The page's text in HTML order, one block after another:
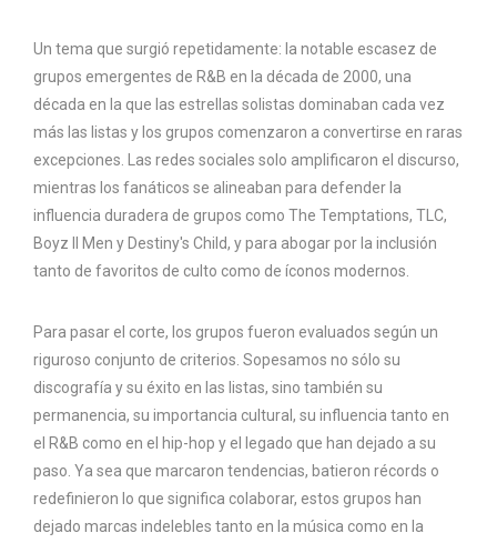
Un tema que surgió repetidamente: la notable escasez de
grupos emergentes de R&B en la década de 2000, una
década en la que las estrellas solistas dominaban cada vez
más las listas y los grupos comenzaron a convertirse en raras
excepciones. Las redes sociales solo amplificaron el discurso,
mientras los fanáticos se alineaban para defender la
influencia duradera de grupos como The Temptations, TLC,
Boyz II Men y Destiny's Child, y para abogar por la inclusión
tanto de favoritos de culto como de íconos modernos.
Para pasar el corte, los grupos fueron evaluados según un
riguroso conjunto de criterios. Sopesamos no sólo su
discografía y su éxito en las listas, sino también su
permanencia, su importancia cultural, su influencia tanto en
el R&B como en el hip-hop y el legado que han dejado a su
paso. Ya sea que marcaron tendencias, batieron récords o
redefinieron lo que significa colaborar, estos grupos han
dejado marcas indelebles tanto en la música como en la